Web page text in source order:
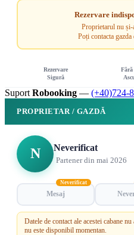
Rezervare
Proprietarul nu
Poți contacta
Rezervare
Sigură
Fără
Suport Robooking — (+40)724-
PROPRIETAR / GAZDĂ
N Neverificat
Partener din mai 2026
Mesaj
Neverificat
Datele de contact ale acestei cabane
nu este disponibil momentan.